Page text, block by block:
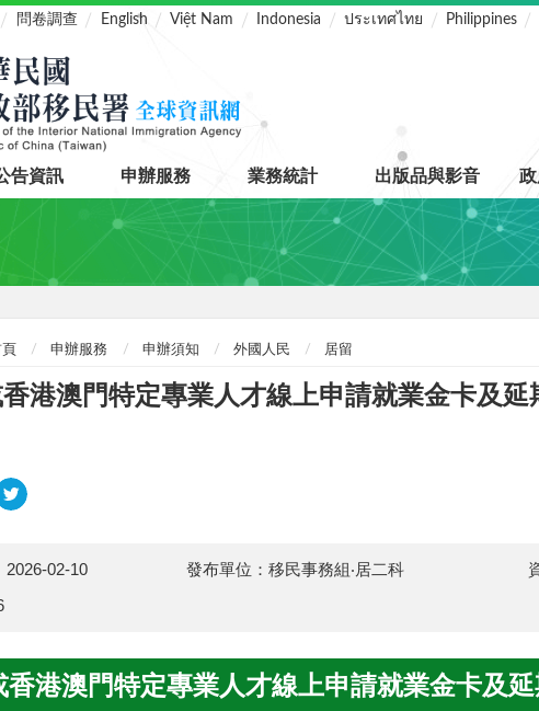
問卷調查 English Việt Nam Indonesia ประเทศไทย Philippines
告資訊 申辦服務 業務統計 出版品與影音
申辦服務 申辦須知 外國人民 居留
港澳門特定專業人才線上申請就業金卡及延
2026-02-10 發布單位：移民事務組‧居二科
香港澳門特定專業人才線上申請就業金卡及